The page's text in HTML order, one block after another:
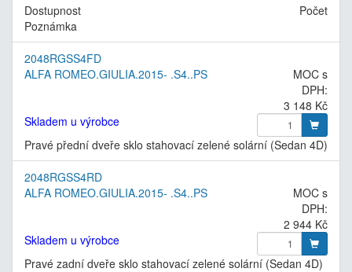
Dostupnost
Počet
Poznámka
2048RGSS4FD
ALFA ROMEO.GIULIA.2015- .S4..PS
MOC s
DPH:
3 148 Kč
Skladem u výrobce
Pravé přední dveře sklo stahovací zelené solární (Sedan 4D)
2048RGSS4RD
ALFA ROMEO.GIULIA.2015- .S4..PS
MOC s
DPH:
2 944 Kč
Skladem u výrobce
Pravé zadní dveře sklo stahovací zelené solární (Sedan 4D)